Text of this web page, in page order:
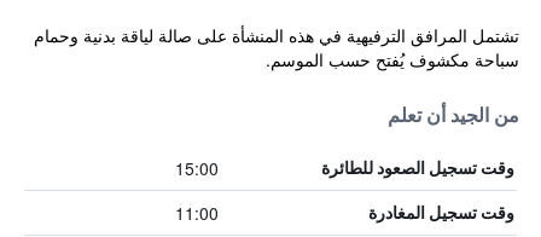
تشتمل المرافق الترفيهية في هذه المنشأة على صالة لياقة بدنية وحمام
سباحة مكشوف يُفتح حسب الموسم.
من الجيد أن تعلم
وقت تسجيل الصعود للطائرة 15:00
وقت تسجيل المغادرة 11:00